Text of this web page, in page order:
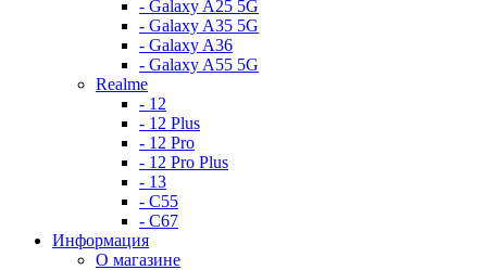
- Galaxy A25 5G
- Galaxy A35 5G
- Galaxy A36
- Galaxy A55 5G
Realme
- 12
- 12 Plus
- 12 Pro
- 12 Pro Plus
- 13
- C55
- C67
Информация
О магазине